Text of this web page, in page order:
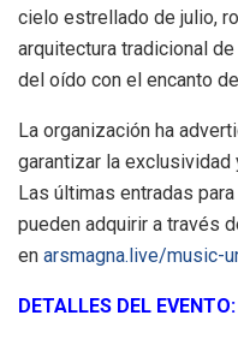
cielo estrellado de julio,
arquitectura tradicional
del oído con el encanto
La organización ha
garantizar la exclusividad
Las últimas entradas
pueden adquirir a través
en arsmagna.live/music-
DETALLES DEL EVENTO: